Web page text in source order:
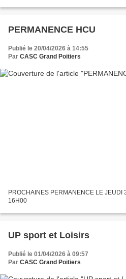
PERMANENCE HCU
Publié le 20/04/2026 à 14:55
Par CASC Grand Poitiers
PROCHAINES PERMANENCE LE JEUDI
16H00
UP sport et Loisirs
Publié le 01/04/2026 à 09:57
Par CASC Grand Poitiers